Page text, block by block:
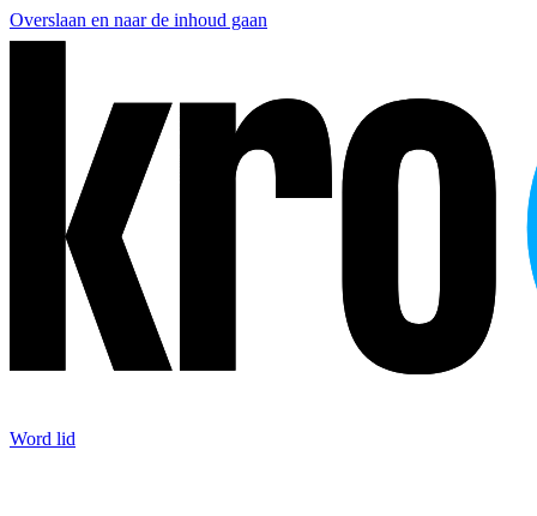
Overslaan en naar de inhoud gaan
Word lid